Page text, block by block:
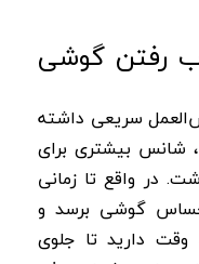
آب رفتن گوشی
سریعی داشته
شانس بیشتری برای
در واقع تا زمانی
گوشی برسد و
دارید تا جلوی